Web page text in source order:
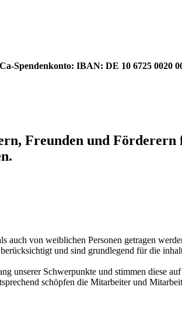
Spendenkonto: IBAN: DE 10 6725 0020
Freunden und
auch von weiblichen Personen getragen
und sind grundlegend für die
Schwerpunkte und stimmen diese
schöpfen die Mitarbeiter und